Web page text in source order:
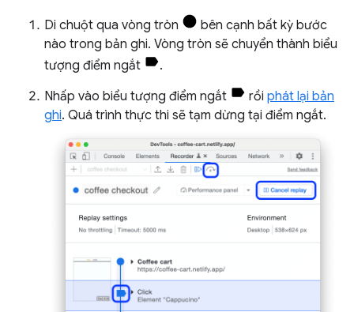
Di chuột qua vòng tròn
bên cạnh bất kỳ bước
nào trong bản ghi. Vòng tròn sẽ chuyển thành biểu
tượng điểm ngắt
.
Nhấp vào biểu tượng điểm ngắt
rồi phát lại bản
ghi. Quá trình thực thi sẽ tạm dừng tại điểm ngắt.